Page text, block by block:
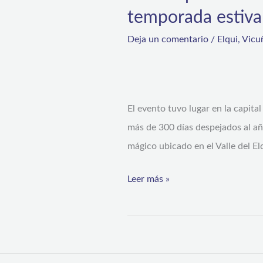
temporada
Deja un comentario / Elqui,
El evento tuvo lugar en la
más de 300 días despejados al
mágico ubicado en el Valle del
Leer más »